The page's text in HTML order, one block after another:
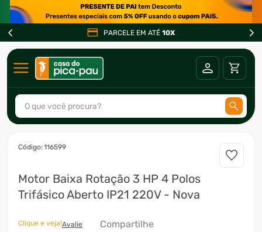
PARCELE EM ATÉ 10X
O que você procura?
:116599
Motor Baixa Rotação 3 HP 4 Polos
Trifásico Aberto IP21 220V - Nova
Clique e veja!Avalie Compartilhe
2º
fogão
3º
freezer
4º
forno